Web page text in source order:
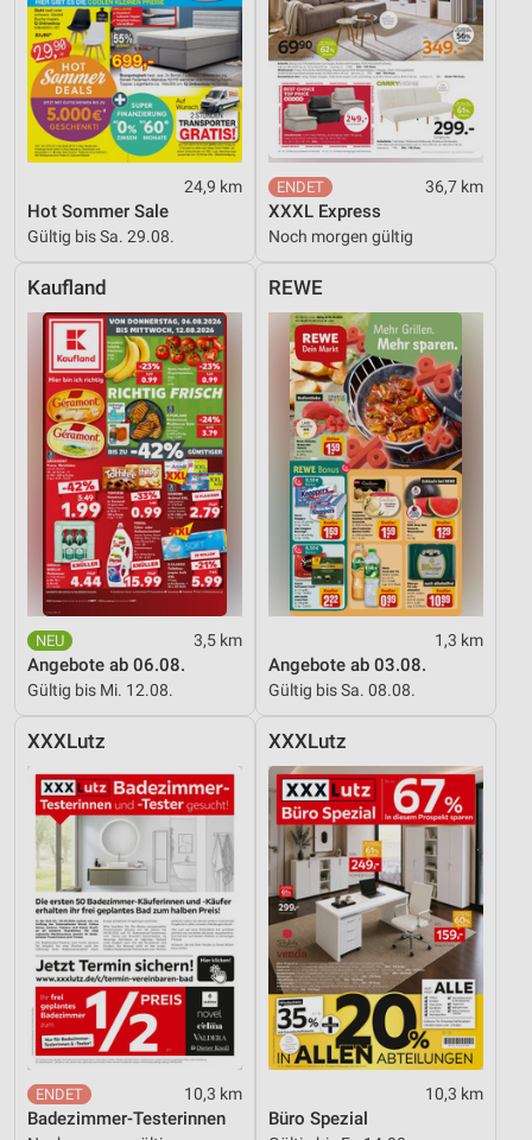
24,9 km
Hot Sommer Sale
Gültig bis Sa. 29.08.
36,7 km
XXXL Express
Noch morgen gültig
Kaufland
3,5 km
Angebote ab 06.08.
Gültig bis Mi. 12.08.
REWE
1,3 km
Angebote ab 03.08.
Gültig bis Sa. 08.08.
XXXLutz
10,3 km
Badezimmer-Testerinnen
XXXLutz
10,3 km
Büro Spezial